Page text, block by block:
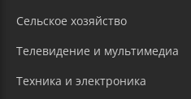
Сельское хозяйство
Телевидение и мультимедиа
Техника и электроника